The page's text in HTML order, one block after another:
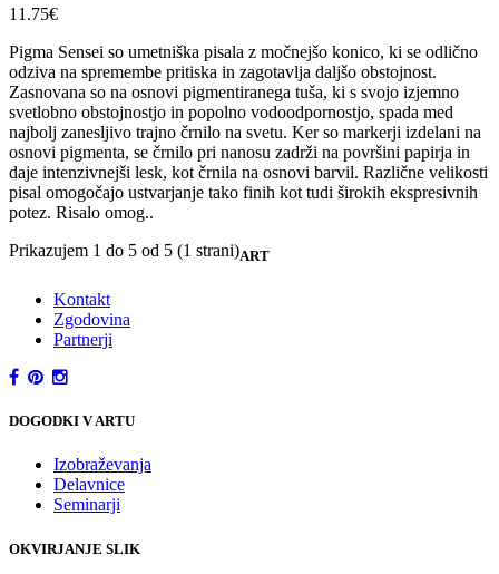
11.75€
Pigma Sensei so umetniška pisala z močnejšo konico, ki se odlično
odziva na spremembe pritiska in zagotavlja daljšo obstojnost.
Zasnovana so na osnovi pigmentiranega tuša, ki s svojo izjemno
svetlobno obstojnostjo in popolno vodoodpornostjo, spada med
najbolj zanesljivo trajno črnilo na svetu. Ker so markerji izdelani na
osnovi pigmenta, se črnilo pri nanosu zadrži na površini papirja in
daje intenzivnejši lesk, kot črnila na osnovi barvil. Različne velikosti
pisal omogočajo ustvarjanje tako finih kot tudi širokih ekspresivnih
potez. Risalo omog..
Prikazujem 1 do 5 od 5 (1 strani)ART
Kontakt
Zgodovina
Partnerji
DOGODKI V ARTU
Izobraževanja
Delavnice
Seminarji
OKVIRJANJE SLIK